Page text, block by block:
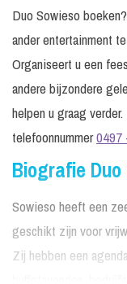
Duo Sowieso
ander entertainment
Organiseert u een
andere bijzondere
helpen u graag
telefoonnummer0497
Biografie Duo
Sowieso heeft een
geschikt zijn voor
Zij hebben een